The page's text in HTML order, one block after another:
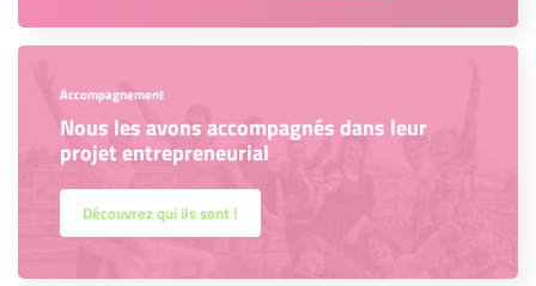
Accompagnement
Nous les avons accompagnés dans leur
projet entrepreneurial
Découvrez qui ils sont !